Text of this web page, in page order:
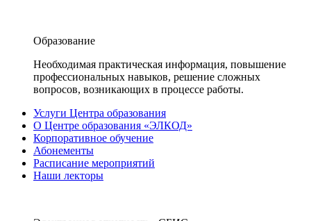
Образование
Необходимая практическая информация, повышение
профессиональных навыков, решение сложных
вопросов, возникающих в процессе работы.
Услуги Центра образования
О Центре образования «ЭЛКОД»
Корпоративное обучение
Абонементы
Расписание мероприятий
Наши лекторы